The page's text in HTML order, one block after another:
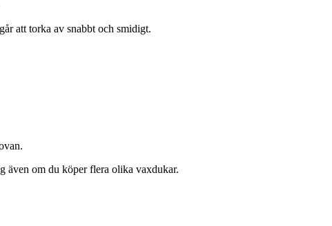
att torka av snabbt och smidigt.
även om du köper flera olika vaxdukar.